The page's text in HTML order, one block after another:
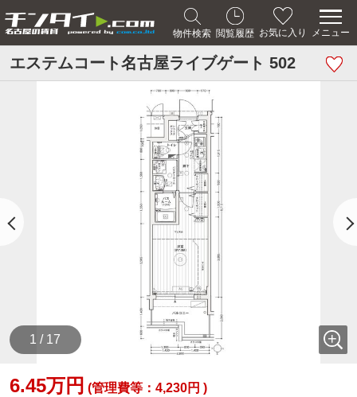
物件検索 閲覧履歴 お気に入り メニュー
エステムコート名古屋ライブゲート 502
1 / 17
6.45万円 (管理費等：4,230円 )